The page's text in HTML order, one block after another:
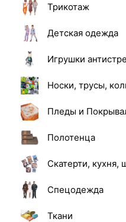
Трикотаж
Детская одежда
Игрушки
Носки, трусы,
Пледы и
Полотенца
Скатерти, кухня,
Спецодежда
Ткани